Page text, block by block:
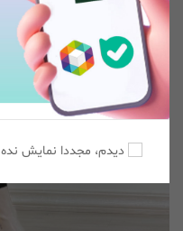
دیدم، مجددا نمایش نده